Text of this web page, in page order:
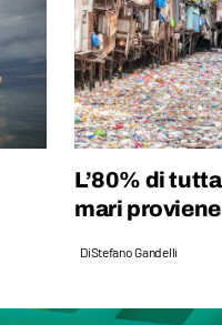
L’80% di
mari
DiStefano Gandelli